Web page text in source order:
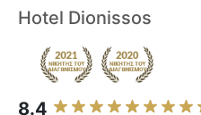
Hotel Dionissos
8.4